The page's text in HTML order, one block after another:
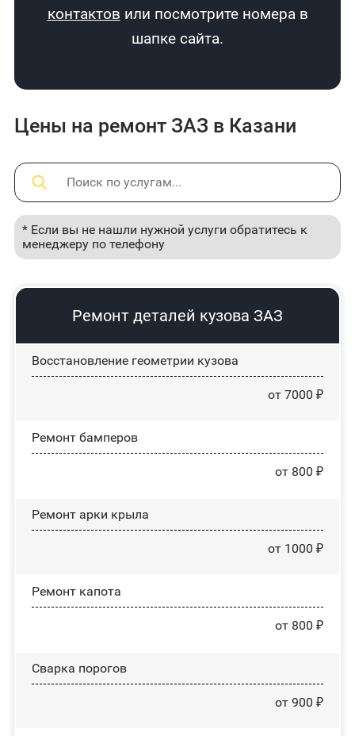
контактов или посмотрите номера в
шапке сайта.
Цены на ремонт ЗАЗ в Казани
* Если вы не нашли нужной услуги обратитесь к
менеджеру по телефону
Ремонт деталей кузова ЗАЗ
Восстановление геометрии кузова
от 7000 ₽
Ремонт бамперов
от 800 ₽
Ремонт арки крыла
от 1000 ₽
Ремонт капота
от 800 ₽
Сварка порогов
от 900 ₽